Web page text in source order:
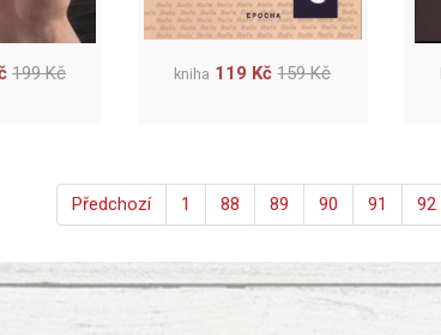
199 Kč kniha 119 Kč 159 Kč
Předchozí 1 88 89 90 91 92